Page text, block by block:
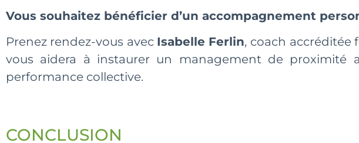
Vous souhaitez bénéficier d’un accompagnement
Prenez rendez-vous avec Isabelle Ferlin, coach accréditée
vous aidera à instaurer un management de
performance collective.
CONCLUSION